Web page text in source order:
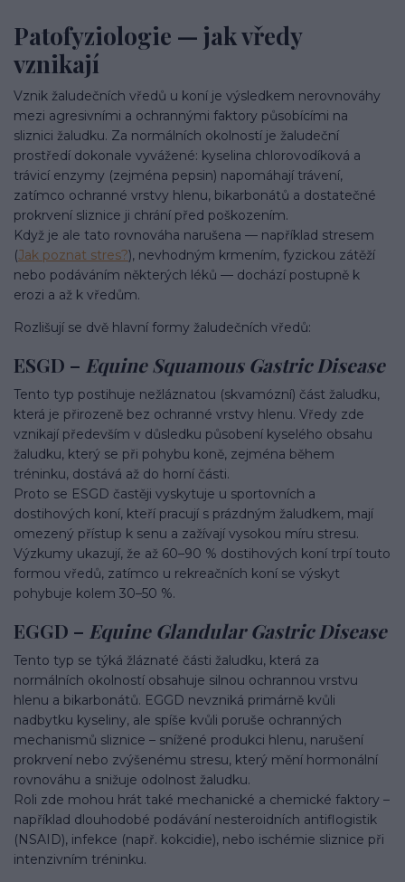
Patofyziologie — jak vředy
vznikají
Vznik žaludečních vředů u koní je výsledkem nerovnováhy
mezi agresivními a ochrannými faktory působícími na
sliznici žaludku. Za normálních okolností je žaludeční
prostředí dokonale vyvážené: kyselina chlorovodíková a
trávicí enzymy (zejména pepsin) napomáhají trávení,
zatímco ochranné vrstvy hlenu, bikarbonátů a dostatečné
prokrvení sliznice ji chrání před poškozením.
Když je ale tato rovnováha narušena — například stresem
(Jak poznat stres?), nevhodným krmením, fyzickou zátěží
nebo podáváním některých léků — dochází postupně k
erozi a až k vředům.
Rozlišují se dvě hlavní formy žaludečních vředů:
ESGD – Equine Squamous Gastric Disease
Tento typ postihuje nežláznatou (skvamózní) část žaludku,
která je přirozeně bez ochranné vrstvy hlenu. Vředy zde
vznikají především v důsledku působení kyselého obsahu
žaludku, který se při pohybu koně, zejména během
tréninku, dostává až do horní části.
Proto se ESGD častěji vyskytuje u sportovních a
dostihových koní, kteří pracují s prázdným žaludkem, mají
omezený přístup k senu a zažívají vysokou míru stresu.
Výzkumy ukazují, že až 60–90 % dostihových koní trpí touto
formou vředů, zatímco u rekreačních koní se výskyt
pohybuje kolem 30–50 %.
EGGD – Equine Glandular Gastric Disease
Tento typ se týká žláznaté části žaludku, která za
normálních okolností obsahuje silnou ochrannou vrstvu
hlenu a bikarbonátů. EGGD nevzniká primárně kvůli
nadbytku kyseliny, ale spíše kvůli poruše ochranných
mechanismů sliznice – snížené produkci hlenu, narušení
prokrvení nebo zvýšenému stresu, který mění hormonální
rovnováhu a snižuje odolnost žaludku.
Roli zde mohou hrát také mechanické a chemické faktory –
například dlouhodobé podávání nesteroidních antiflogistik
(NSAID), infekce (např. kokcidie), nebo ischémie sliznice při
intenzivním tréninku.